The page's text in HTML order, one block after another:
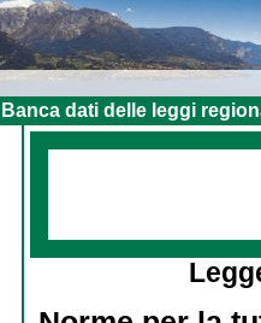
Banca dati delle leggi